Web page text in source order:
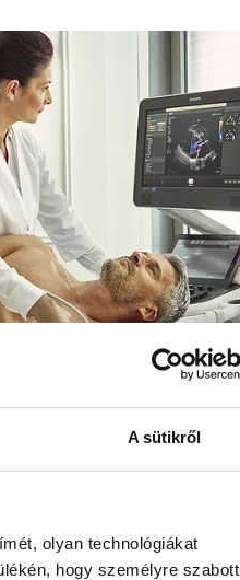
A sütikről
olyan technológiákat
hogy személyre szabott
CSOMAGOK